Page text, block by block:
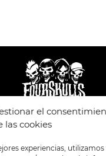
el
las cookies
experiencias,TIENDA